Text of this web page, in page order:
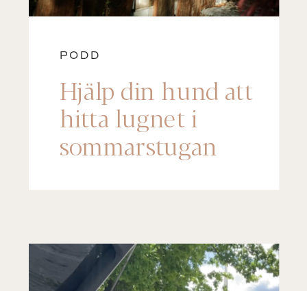
PODD
Hjälp din hund att
hitta lugnet i
sommarstugan